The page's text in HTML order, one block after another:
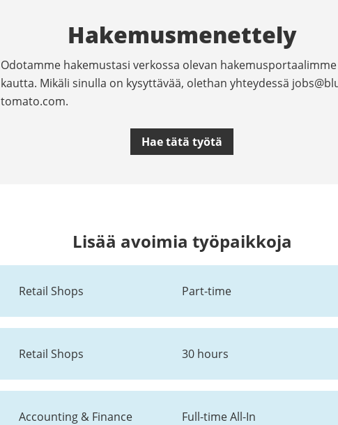
Hakemusmenettely
Odotamme hakemustasi verkossa olevan hakemusportaalimme
kautta. Mikäli sinulla on kysyttävää, olethan yhteydessä
tomato.com.
Hae tätä työtä
Lisää avoimia työpaikkoja
Retail Shops Part-time
Retail Shops 30 hours
Accounting & Finance Full-time All-In